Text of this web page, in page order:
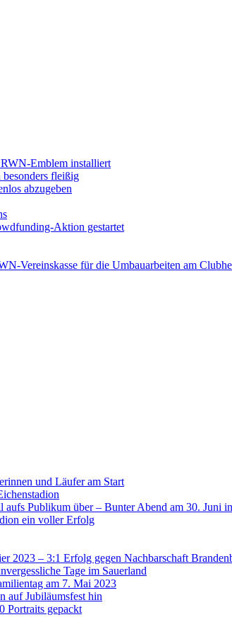
Emblem installiert
fleißig
abzugeben
Aktion gestartet
Vereinskasse für die Umbauarbeiten am
und Läufer am Start
Publikum über – Bunter Abend am 30. Juni
ein voller Erfolg
2023 – 3:1 Erfolg gegen Nachbarschaft
Tage im Sauerland
am 7. Mai 2023
auf Jubiläumsfest hin
Portraits gepackt